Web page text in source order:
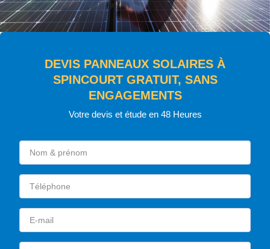
DEVIS PANNEAUX SOLAIRES À
SPINCOURT GRATUIT, SANS
ENGAGEMENTS
Votre devis et étude en 48 Heures